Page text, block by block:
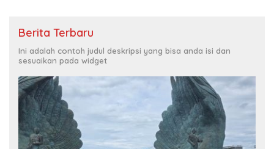
Berita Terbaru
Ini adalah contoh judul deskripsi yang bisa anda isi dan
sesuaikan pada widget